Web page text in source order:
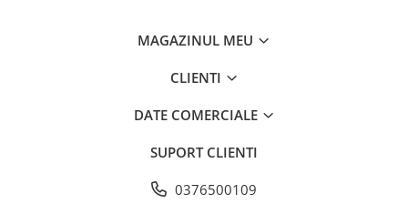
MAGAZINUL MEU
CLIENTI
DATE COMERCIALE
SUPORT CLIENTI
0376500109